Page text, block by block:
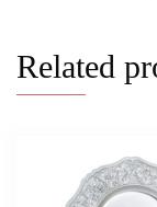
Related